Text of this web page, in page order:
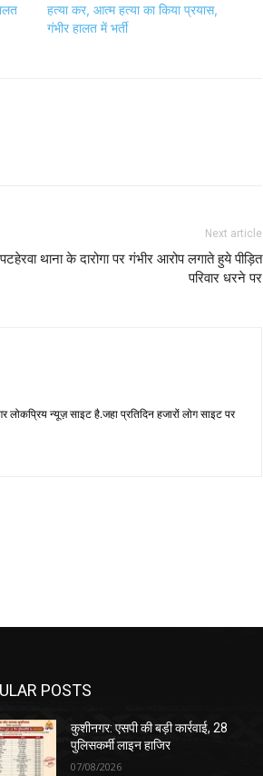
हत्या कर, आत्म हत्या का किया प्रयास,
गंभीर हालत में भर्ती
Next article
पटहेरवा थाना के दारोगा पर गंभीर आरोप लगाते हुये पीड़ित
परिवार धरने पर
न्यूज़ साइट है.जहा प्रतिदिन हजारों लोग साइट पर
POSTS
कुशीनगर: एसपी की बड़ी कार्रवाई, 28
पुलिसकर्मी लाइन हाजिर
07/08/2026